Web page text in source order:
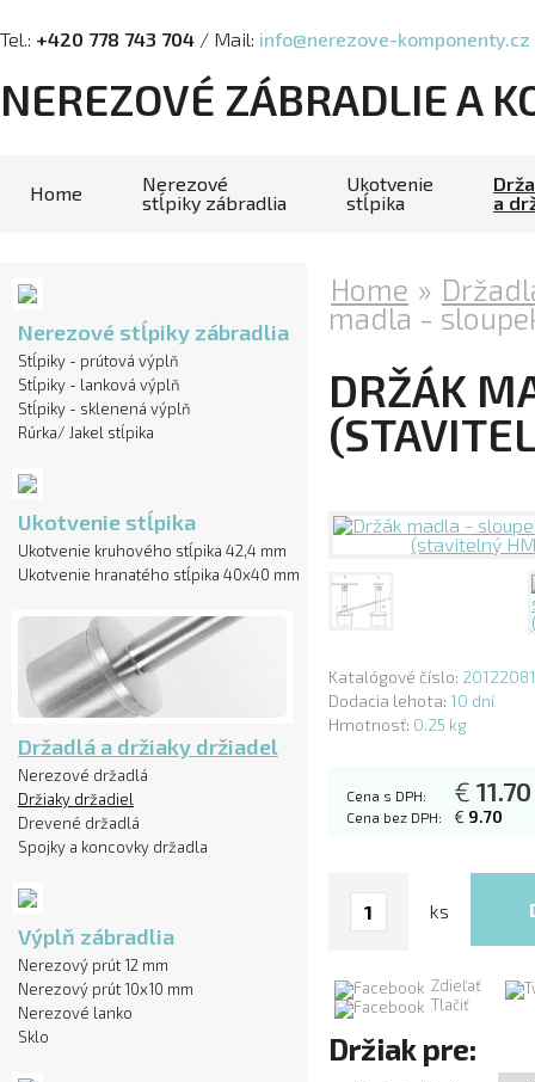
Tel.: +420 778 743 704 / Mail: info@nerezove-komponenty.cz
NEREZOVÉ ZÁBRADLIE A
Home
Nerezové
stĺpiky zábradlia
Ukotvenie
stĺpika
a
Home »
madla -
DRŽÁK
Katalógové číslo: 20122081
Dodacia lehota: 10 dní
Hmotnosť: 0.25 kg
Cena s DPH: € 11.70
Cena bez DPH: € 9.70
ks
Zdieľať
Tlačiť
Držiak pre:
Nerezové stĺpiky zábradlia
Stĺpiky - prútová výplň
Stĺpiky - lanková výplň
Stĺpiky - sklenená výplň
Rúrka/ Jakel stĺpika
Ukotvenie stĺpika
Ukotvenie kruhového stĺpika 42,4 mm
Ukotvenie hranatého stĺpika 40x40 mm
Držadlá a držiaky držiadel
Nerezové držadlá
Držiaky držadiel
Drevené držadlá
Spojky a koncovky držadla
Výplň zábradlia
Nerezový prút 12 mm
Nerezový prút 10x10 mm
Nerezové lanko
Sklo